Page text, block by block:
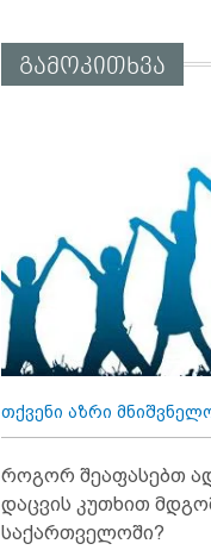
გამოკითხვა
თქვენი აზრი
როგორ შეაფასებთ
დაცვის კუთხით
საქართველოში?